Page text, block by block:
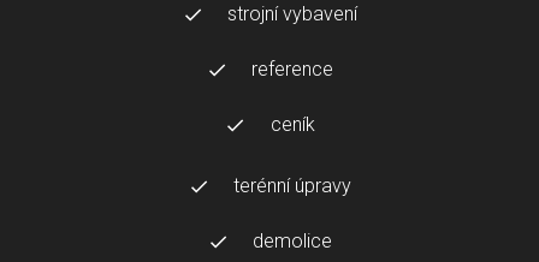
strojní vybavení
reference
ceník
terénní úpravy
demolice